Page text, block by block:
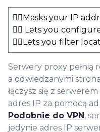
👍🏻Masks your IP
👍🏻 Lets you
👍🏻Lets you filter
Serwery proxy pełnią
a odwiedzanymi
łączysz się z
adres IP za pomocą
Podobnie do VPN,
jedynie adres IP